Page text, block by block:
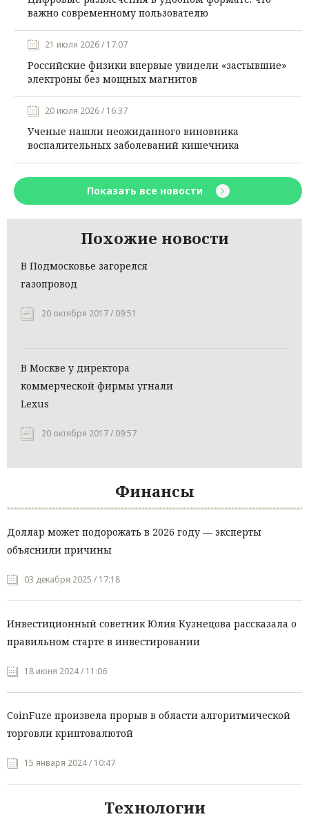
важно современному пользователю
21 июля 2026 / 17:07
Российские физики впервые увидели «застывшие»
электроны без мощных магнитов
20 июля 2026 / 16:37
Ученые нашли неожиданного виновника
воспалительных заболеваний кишечника
Показать все новости
Похожие новости
В Подмосковье загорелся
газопровод
20 октября 2017 / 09:51
В Москве у директора
коммерческой фирмы угнали
Lexus
20 октября 2017 / 09:57
Финансы
Доллар может подорожать в 2026 году — эксперты
объяснили причины
03 декабря 2025 / 17:18
Инвестиционный советник Юлия Кузнецова рассказала о
правильном старте в инвестировании
18 июня 2024 / 11:06
CoinFuze произвела прорыв в области алгоритмической
торговли криптовалютой
15 января 2024 / 10:47
Технологии